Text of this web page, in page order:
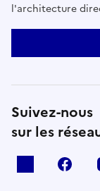
l'architecture
Suivez-nous
sur les